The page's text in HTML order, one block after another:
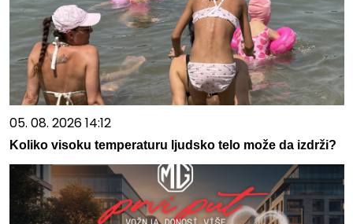
05. 08. 2026 14:12
Koliko visoku temperaturu ljudsko telo može da izdrži?